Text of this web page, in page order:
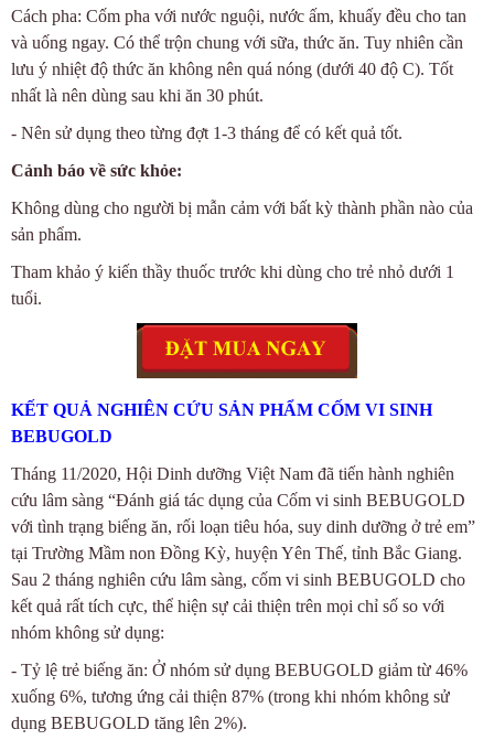
Cách pha: Cốm pha với nước nguội, nước ấm, khuấy đều cho tan
và uống ngay. Có thể trộn chung với sữa, thức ăn. Tuy nhiên cần
lưu ý nhiệt độ thức ăn không nên quá nóng (dưới 40 độ C). Tốt
nhất là nên dùng sau khi ăn 30 phút.
- Nên sử dụng theo từng đợt 1-3 tháng để có kết quả tốt.
Cảnh báo về sức khỏe:
Không dùng cho người bị mẫn cảm với bất kỳ thành phần nào của
sản phẩm.
Tham khảo ý kiến thầy thuốc trước khi dùng cho trẻ nhỏ dưới 1
tuổi.
KẾT QUẢ NGHIÊN CỨU SẢN PHẨM CỐM VI SINH
BEBUGOLD
Tháng 11/2020, Hội Dinh dưỡng Việt Nam đã tiến hành nghiên
cứu lâm sàng “Đánh giá tác dụng của Cốm vi sinh BEBUGOLD
với tình trạng biếng ăn, rối loạn tiêu hóa, suy dinh dưỡng ở trẻ em”
tại Trường Mầm non Đồng Kỳ, huyện Yên Thế, tỉnh Bắc Giang.
Sau 2 tháng nghiên cứu lâm sàng, cốm vi sinh BEBUGOLD cho
kết quả rất tích cực, thể hiện sự cải thiện trên mọi chỉ số so với
nhóm không sử dụng:
- Tỷ lệ trẻ biếng ăn: Ở nhóm sử dụng BEBUGOLD giảm từ 46%
xuống 6%, tương ứng cải thiện 87% (trong khi nhóm không sử
dụng BEBUGOLD tăng lên 2%).